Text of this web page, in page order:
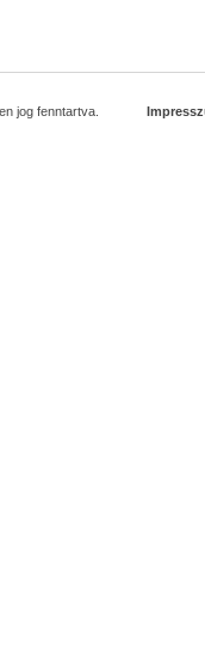
jog fenntartva.